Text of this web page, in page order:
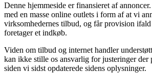
Denne hjemmeside er finansieret af
med en masse online outlets i form af at vi
virksomhedernes tilbud, og får provision ifald
foretager et indkøb.
Viden om tilbud og internet handler
kan ikke stille os ansvarlig for justeringer der
siden vi sidst opdaterede sidens oplysninger.